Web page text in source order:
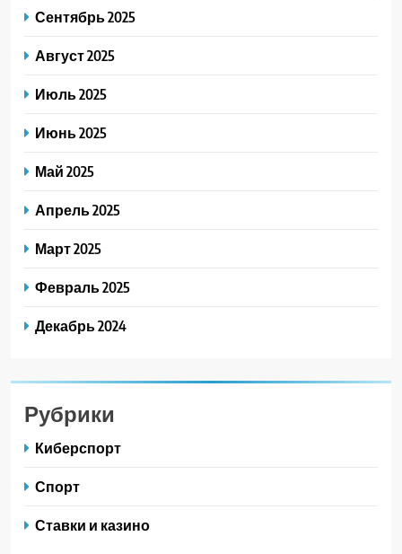
Сентябрь 2025
Август 2025
Июль 2025
Июнь 2025
Май 2025
Апрель 2025
Март 2025
Февраль 2025
Декабрь 2024
Рубрики
Киберспорт
Спорт
Ставки и казино